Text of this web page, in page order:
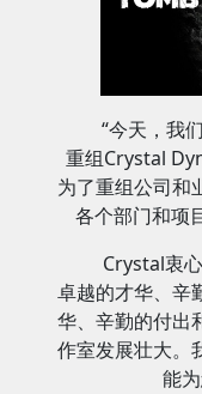
“今天，我
重组Crystal
为了重组公司和
各个部门和项
Crystal衷
卓越的才华、辛
华、辛勤的付出
作室发展壮大。
能